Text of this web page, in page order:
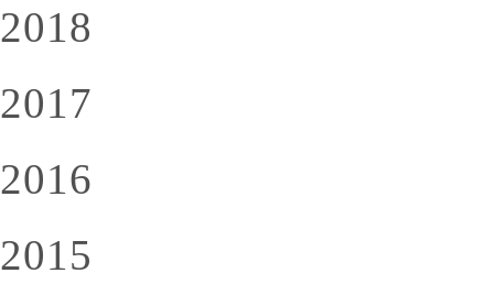
2018
2017
2016
2015